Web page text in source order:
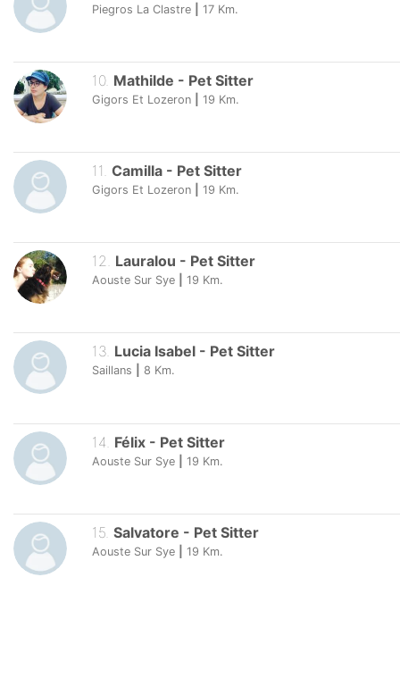
Piegros La Clastre 17 Km.
10. Mathilde - Pet Sitter
Gigors Et Lozeron 19 Km.
11 Camilla - Pet Sitter
Gigors Et Lozeron 19 Km.
12. Lauralou - Pet Sitter
Aouste Sur Sye 19 Km.
13. Lucia Isabel - Pet Sitter
Saillans 8 Km.
14 Félix - Pet Sitter
Aouste Sur Sye 19 Km.
15 Salvatore - Pet Sitter
Aouste Sur Sye 19 Km.